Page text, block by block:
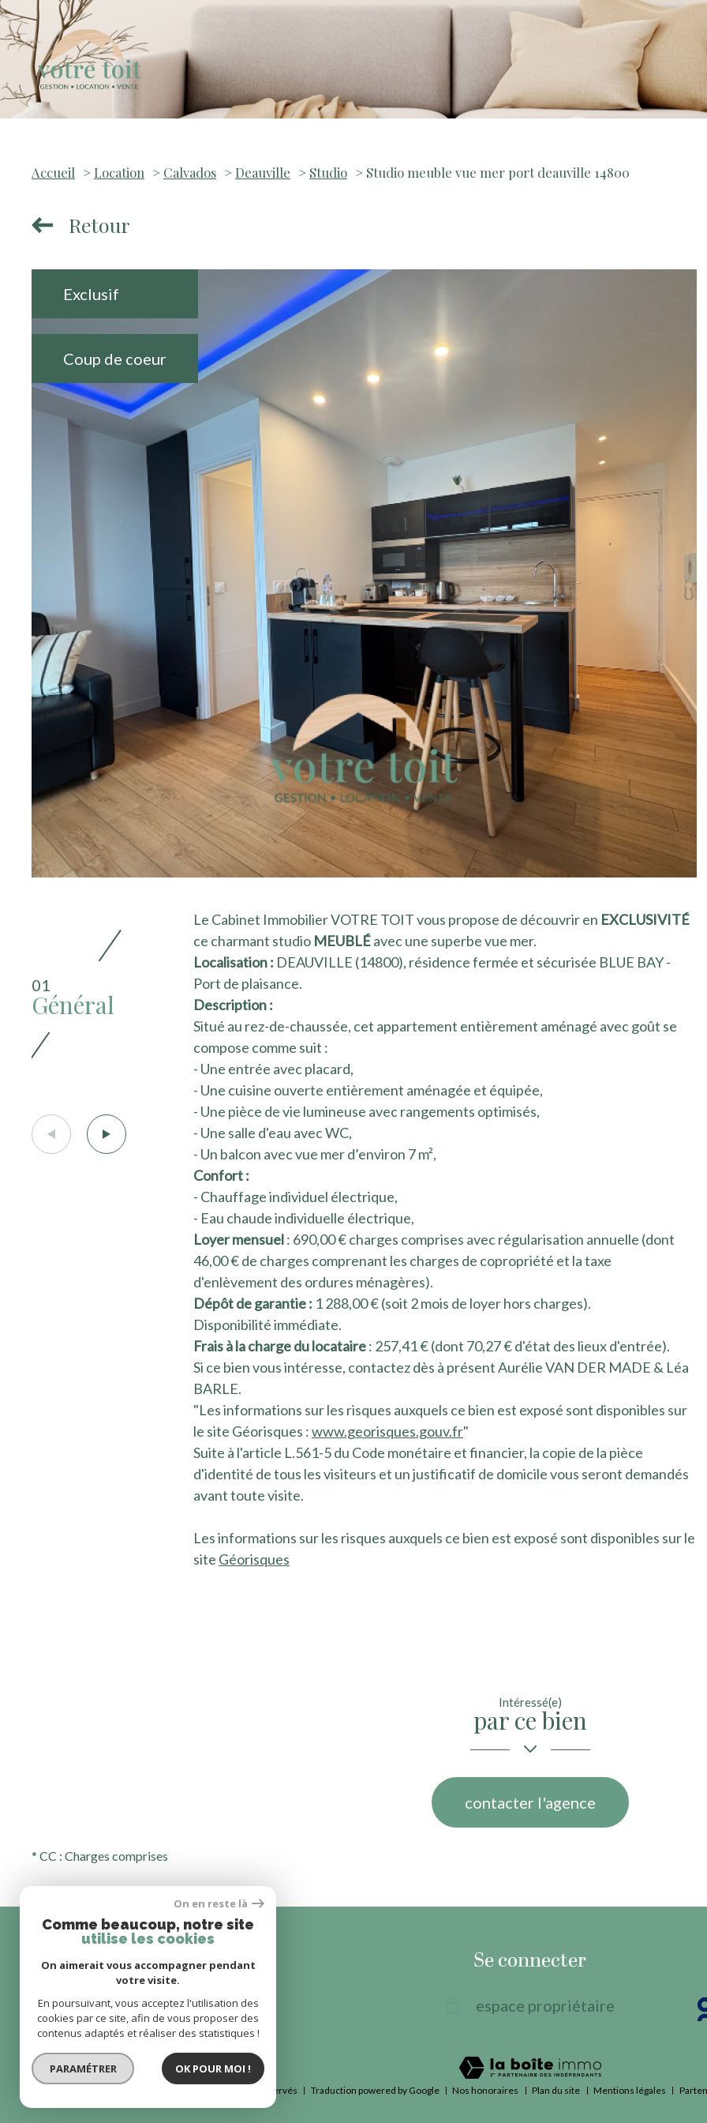
Accueil Location Calvados Deauville Studio Studio meuble vue mer port deauville 14800
Retour
Exclusif
Coup de coeur
01
Général
Le Cabinet Immobilier VOTRE TOIT vous propose de découvrir en EXCLUSIVITÉ
ce charmant studio MEUBLÉavec une superbe vue mer.
Localisation : DEAUVILLE (14800), résidence fermée et sécurisée BLUE BAY -
Port de plaisance.
Description :
Situé au rez-de-chaussée, cet appartement entièrement aménagé avec goût se
compose comme suit :
- Une entrée avec placard,
- Une cuisine ouverte entièrement aménagée et équipée,
- Une pièce de vie lumineuse avec rangements optimisés,
- Une salle d'eau avec WC,
- Un balcon avec vue mer d’environ 7 m²,
Confort :
- Chauffage individuel électrique,
- Eau chaude individuelle électrique,
Loyer mensuel: 690,00 € charges comprises avec régularisation annuelle (dont
46,00 € de charges comprenant les charges de copropriété et la taxe
d'enlèvement des ordures ménagères).
Dépôt de garantie : 1 288,00 € (soit 2 mois de loyer hors charges).
Disponibilité immédiate.
Frais à la charge du locataire: 257,41 € (dont 70,27 € d'état des lieux d'entrée).
Si ce bien vous intéresse, contactez dès à présent Aurélie VAN DER MADE & Léa
BARLE.
"Les informations sur les risques auxquels ce bien est exposé sont disponibles sur
le site Géorisques :www.georisques.gouv.fr"
Suite à l'article L.561-5 du Code monétaire et financier, la copie de la pièce
d'identité de tous les visiteurs et un justificatif de domicile vous seront demandés
avant toute visite.
Les informations sur les risques auxquels ce bien est exposé sont disponibles sur le
site Géorisques
Intéressé(e)
par ce bien
contacter l'agence
* CC : Charges comprises
Se connecter
espace propriétaire
Tous droits réservés Traduction powered by Google Nos honoraires Plan du site Mentions légales
On en reste là
Comme beaucoup, notre site
utilise les cookies
On aimerait vous accompagner pendant
votre visite.
En poursuivant, vous acceptez l'utilisation des
cookies par ce site, afin de vous proposer des
contenus adaptés et réaliser des statistiques !
PARAMÉTRER OK POUR MOI !